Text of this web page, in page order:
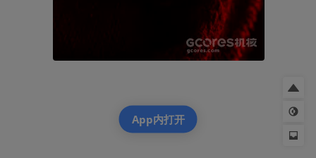
App内打开